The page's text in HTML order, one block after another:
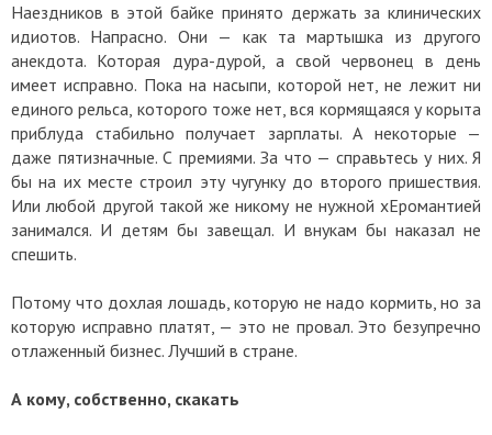
Наездников в этой байке принято держать за клинических
идиотов. Напрасно. Они — как та мартышка из другого
анекдота. Которая дура-дурой, а свой червонец в день
имеет исправно. Пока на насыпи, которой нет, не лежит ни
единого рельса, которого тоже нет, вся кормящаяся у корыта
приблуда стабильно получает зарплаты. А некоторые —
даже пятизначные. С премиями. За что — справьтесь у них. Я
бы на их месте строил эту чугунку до второго пришествия.
Или любой другой такой же никому не нужной хЕромантией
занимался. И детям бы завещал. И внукам бы наказал не
спешить.
Потому что дохлая лошадь, которую не надо кормить, но за
которую исправно платят, — это не провал. Это безупречно
отлаженный бизнес. Лучший в стране.
А кому, собственно, скакать